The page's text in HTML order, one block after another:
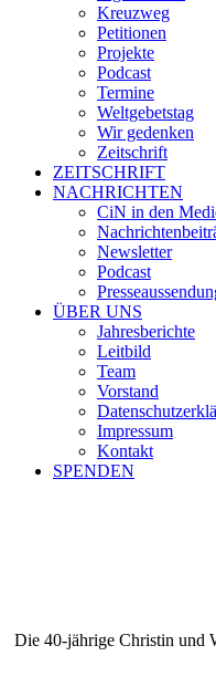
Kreuzweg
Petitionen
Projekte
Podcast
Termine
Weltgebetstag
Wir gedenken
Zeitschrift
ZEITSCHRIFT
NACHRICHTEN
CiN in den
Newsletter
Podcast
ÜBER UNS
Jahresberichte
Leitbild
Team
Vorstand
Impressum
Kontakt
SPENDEN
Die 40-jährige Christin und